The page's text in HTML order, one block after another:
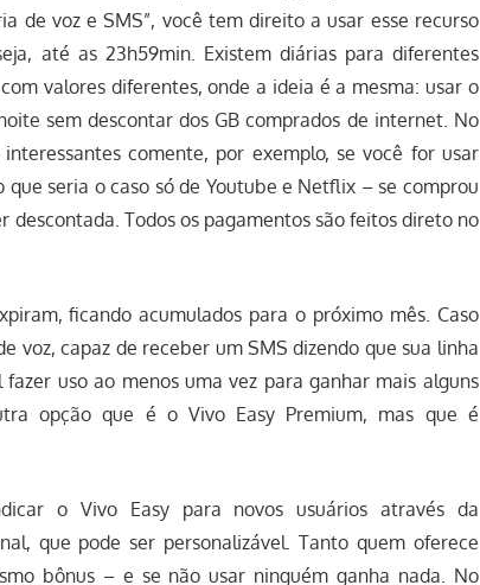
de voz e SMS”, você tem direito a usar esse recurso
até as 23h59min. Existem diárias para diferentes
valores diferentes, onde a ideia é a mesma: usar o
sem descontar dos GB comprados de internet. No
comente, por exemplo, se você for usar
seria o caso só de Youtube e Netflix – se comprou
descontada. Todos os pagamentos são feitos direto no
ficando acumulados para o próximo mês. Caso
voz, capaz de receber um SMS dizendo que sua linha
uso ao menos uma vez para ganhar mais alguns
opção que é o Vivo Easy Premium, mas que é
o Vivo Easy para novos usuários através da
que pode ser personalizável. Tanto quem oferece
bônus – e se não usar ninguém ganha nada. No